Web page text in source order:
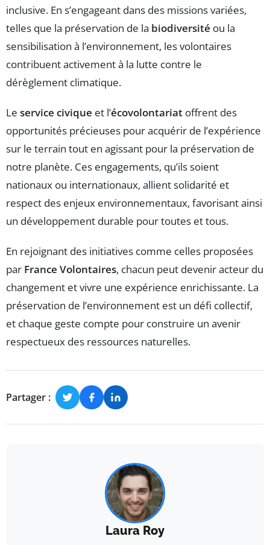
inclusive. En s’engageant dans des missions variées,
telles que la préservation de la biodiversité ou la
sensibilisation à l’environnement, les volontaires
contribuent activement à la lutte contre le
dérèglement climatique.
Le service civique et l’écovolontariat offrent des
opportunités précieuses pour acquérir de l’expérience
sur le terrain tout en agissant pour la préservation de
notre planète. Ces engagements, qu’ils soient
nationaux ou internationaux, allient solidarité et
respect des enjeux environnementaux, favorisant ainsi
un développement durable pour toutes et tous.
En rejoignant des initiatives comme celles proposées
par France Volontaires, chacun peut devenir acteur du
changement et vivre une expérience enrichissante. La
préservation de l’environnement est un défi collectif,
et chaque geste compte pour construire un avenir
respectueux des ressources naturelles.
Partager :
Laura Roy